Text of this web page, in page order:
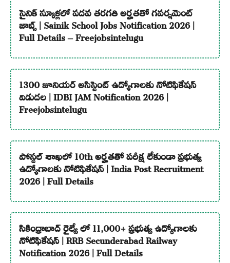
సైనిక్ స్కూళ్లలో పదవ తరగతి అర్హతతో గవర్నమెంట్
జాబ్స్ | Sainik School Jobs Notification 2026 |
Full Details – Freejobsintelugu
1300 జూనియర్ అసిస్టెంట్ ఉద్యోగాలకు నోటిఫికేషన్
విడుదల | IDBI JAM Notification 2026 |
Freejobsintelugu
పోస్టల్ శాఖలో 10th అర్హతతో పరీక్ష లేకుండా ప్రభుత్వ
ఉద్యోగాలకు నోటిఫికేషన్ | India Post Recruitment
2026 | Full Details
సికింద్రాబాద్ రైల్వే లో 11,000+ ప్రభుత్వ ఉద్యోగాలకు
నోటిఫికేషన్ | RRB Secunderabad Railway
Notification 2026 | Full Details